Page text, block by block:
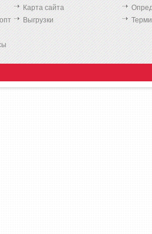
Карта сайта
Выгрузки